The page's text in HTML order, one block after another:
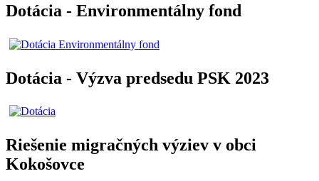
Dotácia - Environmentálny fond
Dotácia - Výzva predsedu PSK 2023
Riešenie migračných výziev v obci
Kokošovce